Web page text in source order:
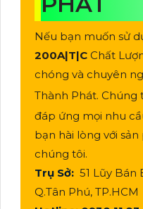
Nếu bạn muốn sử
200A|T|C Chất
chóng và chuyên
Thành Phát. Chúng
đáp ứng mọi nhu
bạn hài lòng với
chúng tôi.
Trụ Sở: 51 Lũy Bán
Q.Tân Phú, TP.HCM